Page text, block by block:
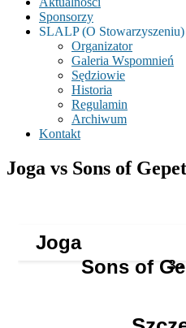
Sponsorzy
SLALP (O Stowarzyszeniu)
Organizator
Galeria Wspomnień
Sędziowie
Historia
Regulamin
Archiwum
Kontakt
Joga vs Sons of
Joga
Sons of
3